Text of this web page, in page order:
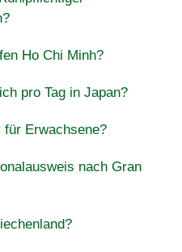
Ho Chi Minh?
pro Tag in Japan?
Erwachsene?
nach Gran